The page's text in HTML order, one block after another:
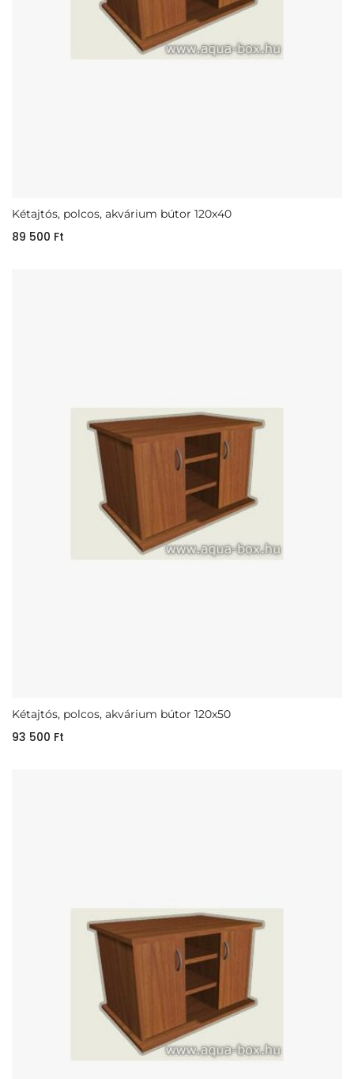
Kétajtós, polcos, akvárium bútor 120x40
89 500 Ft
Kétajtós, polcos, akvárium bútor 120x50
93 500 Ft